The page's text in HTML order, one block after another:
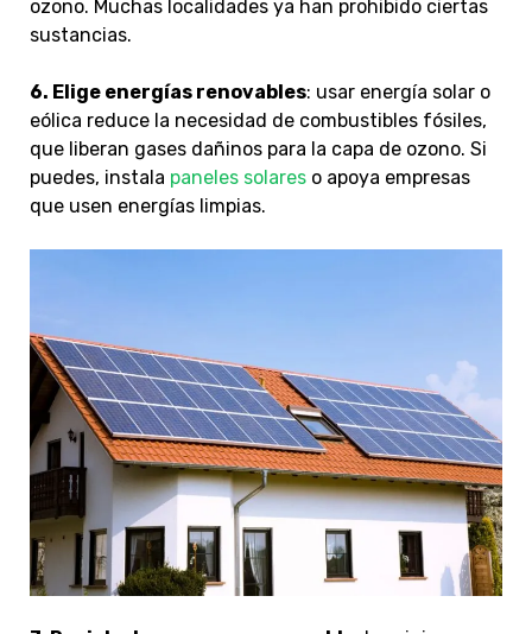
ozono. Muchas localidades ya han prohibido ciertas
sustancias.
6. Elige energías renovables: usar energía solar o
eólica reduce la necesidad de combustibles fósiles,
que liberan gases dañinos para la capa de ozono. Si
puedes, instala paneles solares o apoya empresas
que usen energías limpias.